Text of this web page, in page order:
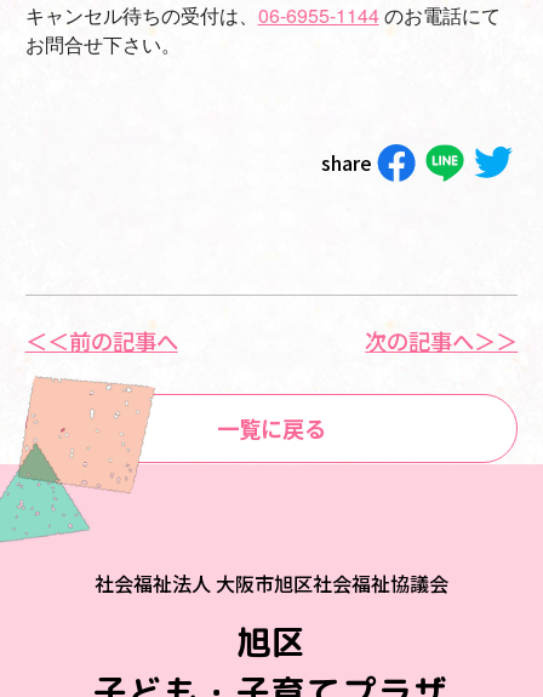
キャンセル待ちの受付は、 06-6955-1144のお電話にて
お問合せ下さい。
share
＜＜前の記事へ
一覧に戻る
次の記事へ＞＞
社会福祉法人 大阪市旭区社会福祉協議会
旭区